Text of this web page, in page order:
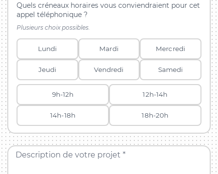
Quels créneaux horaires vous conviendraient pour cet
appel téléphonique ?
Plusieurs choix possibles.
Lundi Mardi Mercredi
Jeudi Vendredi Samedi
9h-12h 12h-14h
14h-18h 18h-20h
Description de votre projet *